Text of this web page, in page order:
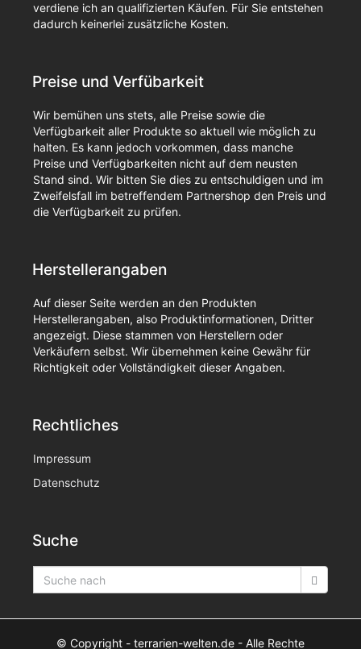
verdiene ich an qualifizierten Käufen. Für Sie entstehen
dadurch keinerlei zusätzliche Kosten.
Preise und Verfübarkeit
Wir bemühen uns stets, alle Preise sowie die
Verfügbarkeit aller Produkte so aktuell wie möglich zu
halten. Es kann jedoch vorkommen, dass manche
Preise und Verfügbarkeiten nicht auf dem neusten
Stand sind. Wir bitten Sie dies zu entschuldigen und im
Zweifelsfall im betreffendem Partnershop den Preis und
die Verfügbarkeit zu prüfen.
Herstellerangaben
Auf dieser Seite werden an den Produkten
Herstellerangaben, also Produktinformationen, Dritter
angezeigt. Diese stammen von Herstellern oder
Verkäufern selbst. Wir übernehmen keine Gewähr für
Richtigkeit oder Vollständigkeit dieser Angaben.
Rechtliches
Impressum
Datenschutz
Suche
© Copyright - terrarien-welten.de - Alle Rechte